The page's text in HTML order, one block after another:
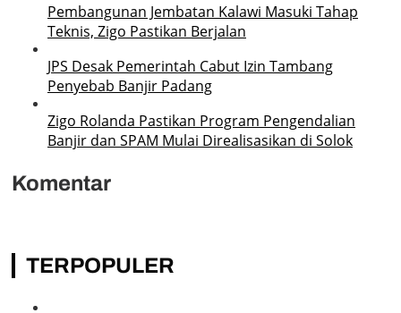
Pembangunan Jembatan Kalawi Masuki Tahap
Teknis, Zigo Pastikan Berjalan
JPS Desak Pemerintah Cabut Izin Tambang
Penyebab Banjir Padang
Zigo Rolanda Pastikan Program Pengendalian
Banjir dan SPAM Mulai Direalisasikan di Solok
Komentar
TERPOPULER